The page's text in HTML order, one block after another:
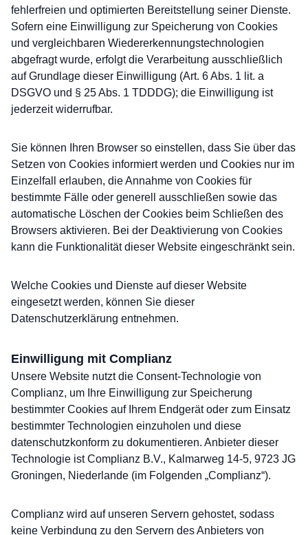
fehlerfreien und optimierten Bereitstellung seiner Dienste.
Sofern eine Einwilligung zur Speicherung von Cookies
und vergleichbaren Wiedererkennungstechnologien
abgefragt wurde, erfolgt die Verarbeitung ausschließlich
auf Grundlage dieser Einwilligung (Art. 6 Abs. 1 lit. a
DSGVO und § 25 Abs. 1 TDDDG); die Einwilligung ist
jederzeit widerrufbar.
Sie können Ihren Browser so einstellen, dass Sie über das
Setzen von Cookies informiert werden und Cookies nur im
Einzelfall erlauben, die Annahme von Cookies für
bestimmte Fälle oder generell ausschließen sowie das
automatische Löschen der Cookies beim Schließen des
Browsers aktivieren. Bei der Deaktivierung von Cookies
kann die Funktionalität dieser Website eingeschränkt sein.
Welche Cookies und Dienste auf dieser Website
eingesetzt werden, können Sie dieser
Datenschutzerklärung entnehmen.
Einwilligung mit Complianz
Unsere Website nutzt die Consent-Technologie von
Complianz, um Ihre Einwilligung zur Speicherung
bestimmter Cookies auf Ihrem Endgerät oder zum Einsatz
bestimmter Technologien einzuholen und diese
datenschutzkonform zu dokumentieren. Anbieter dieser
Technologie ist Complianz B.V., Kalmarweg 14-5, 9723 JG
Groningen, Niederlande (im Folgenden „Complianz“).
Complianz wird auf unseren Servern gehostet, sodass
keine Verbindung zu den Servern des Anbieters von